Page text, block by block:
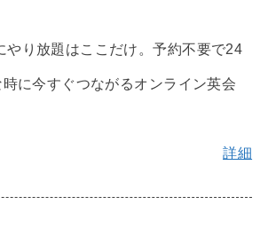
やり放題はここだけ。予約不要で24
に今すぐつながるオンライン英会
詳細